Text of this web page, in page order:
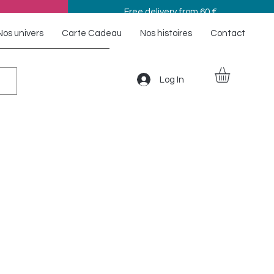
Free delivery from 60 €
univers Carte Cadeau Nos histoires Contact
Log In